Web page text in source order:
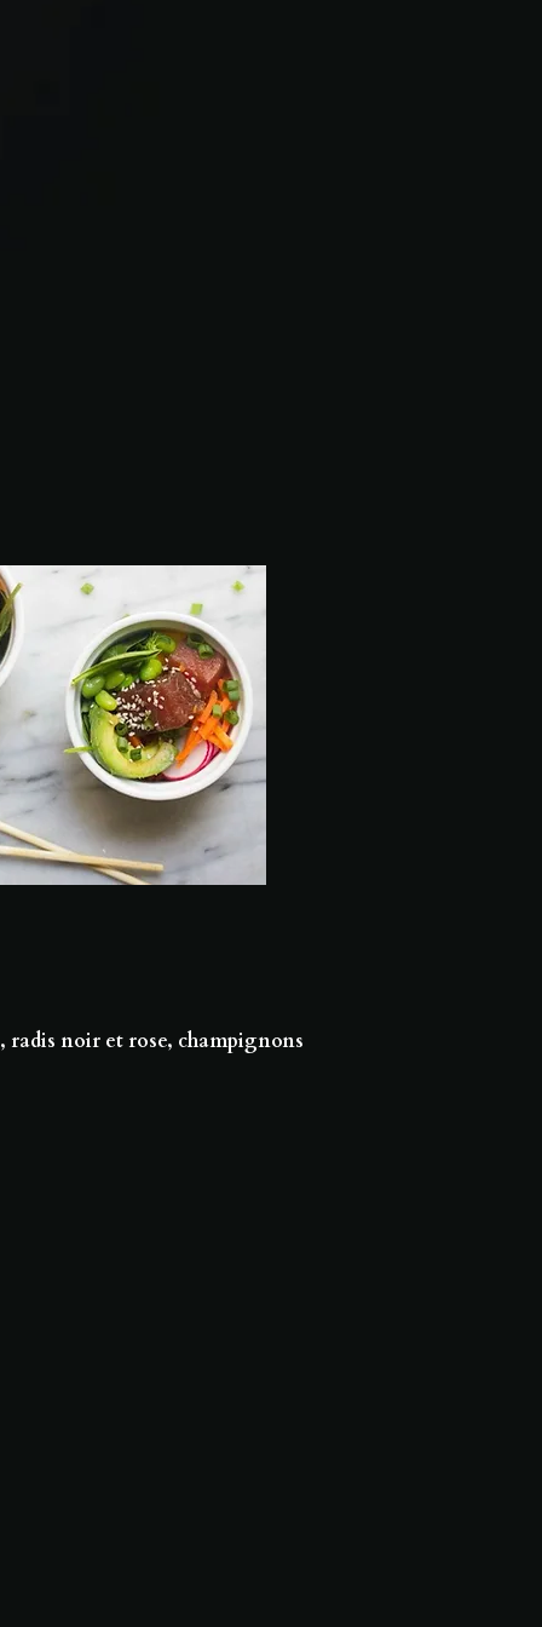
radis noir et rose, champignons